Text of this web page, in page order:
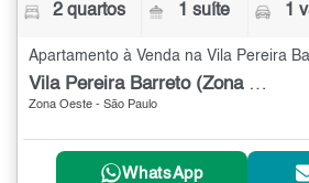
2 quartos 1 suíte 1
Vila Pereira Barreto (Zona Oeste)
Zona Oeste - São Paulo
WhatsApp